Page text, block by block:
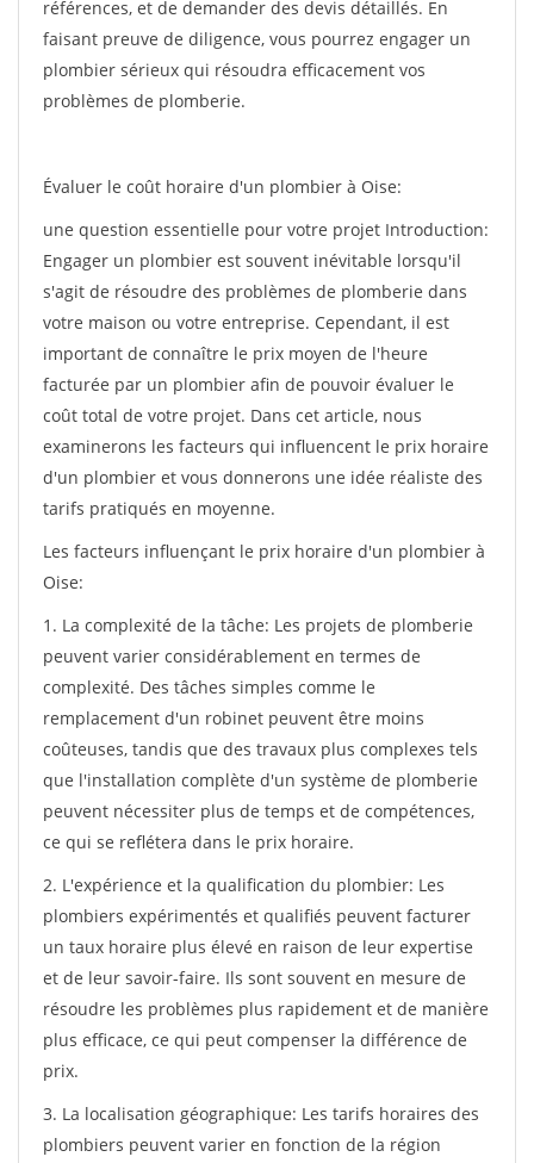
références, et de demander des devis détaillés. En
faisant preuve de diligence, vous pourrez engager un
plombier sérieux qui résoudra efficacement vos
problèmes de plomberie.
Évaluer le coût horaire d'un plombier à Oise:
une question essentielle pour votre projet Introduction:
Engager un plombier est souvent inévitable lorsqu'il
s'agit de résoudre des problèmes de plomberie dans
votre maison ou votre entreprise. Cependant, il est
important de connaître le prix moyen de l'heure
facturée par un plombier afin de pouvoir évaluer le
coût total de votre projet. Dans cet article, nous
examinerons les facteurs qui influencent le prix horaire
d'un plombier et vous donnerons une idée réaliste des
tarifs pratiqués en moyenne.
Les facteurs influençant le prix horaire d'un plombier à
Oise:
1. La complexité de la tâche: Les projets de plomberie
peuvent varier considérablement en termes de
complexité. Des tâches simples comme le
remplacement d'un robinet peuvent être moins
coûteuses, tandis que des travaux plus complexes tels
que l'installation complète d'un système de plomberie
peuvent nécessiter plus de temps et de compétences,
ce qui se reflétera dans le prix horaire.
2. L'expérience et la qualification du plombier: Les
plombiers expérimentés et qualifiés peuvent facturer
un taux horaire plus élevé en raison de leur expertise
et de leur savoir-faire. Ils sont souvent en mesure de
résoudre les problèmes plus rapidement et de manière
plus efficace, ce qui peut compenser la différence de
prix.
3. La localisation géographique: Les tarifs horaires des
plombiers peuvent varier en fonction de la région